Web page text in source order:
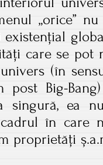
„orice”
care se pot
(în
post Big-
singură, ea
cadrul în care
proprietăți